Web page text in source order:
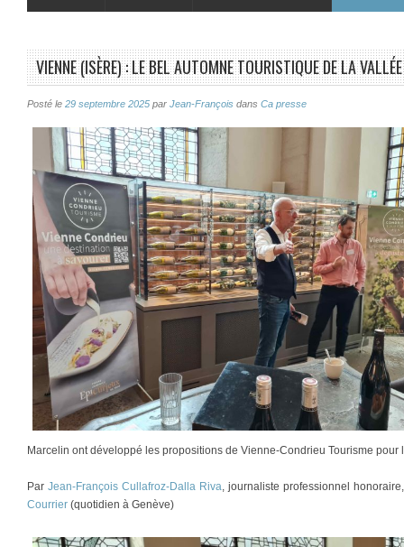
VIENNE (ISÈRE) : LE BEL AUTOMNE TOURISTIQUE DE LA
Posté le 29 septembre 2025 par Jean-François dans Ca presse
Marcelin ont développé les propositions de Vienne-Condrieu Tourisme pour
Par Jean-François Cullafroz-Dalla Riva, journaliste professionnel
Courrier (quotidien à Genève)